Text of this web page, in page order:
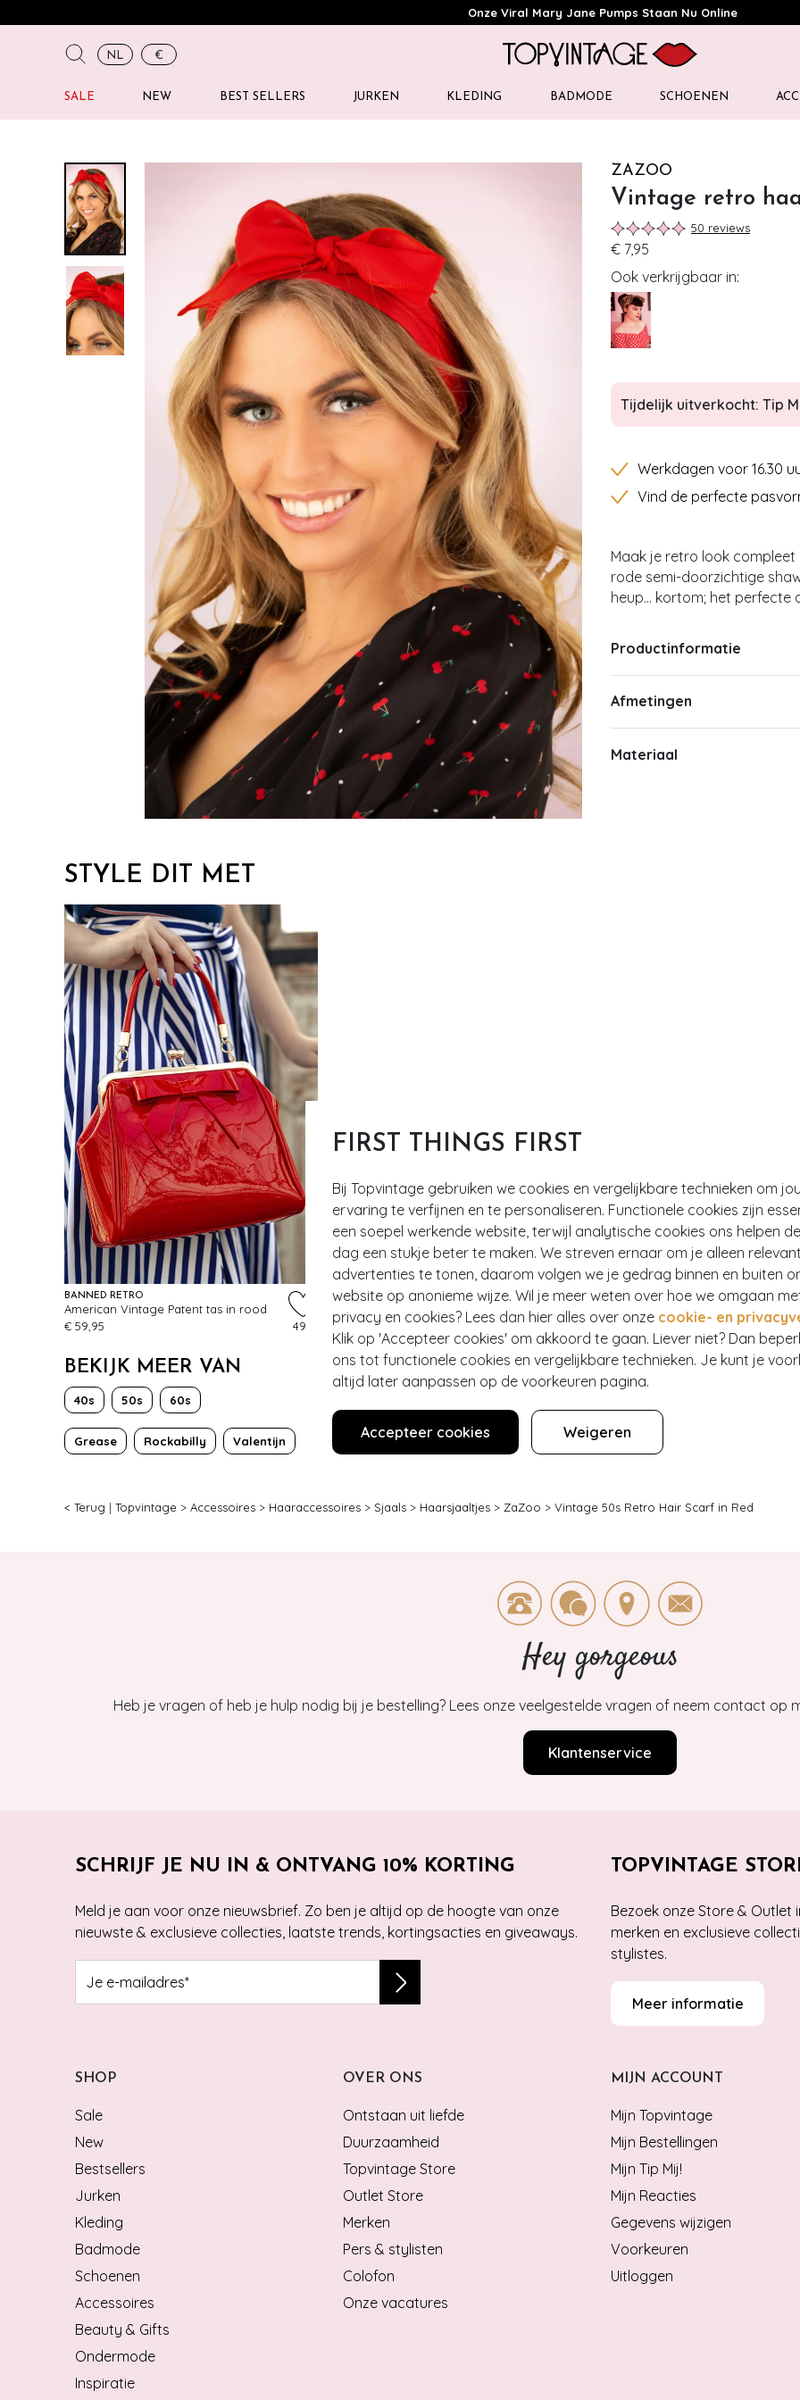
FIRST THINGS FIRST
Bij Topvintage gebruiken we cookies en vergelijkbare technieken om
ervaring te verfijnen en te personaliseren. Functionele cookies zijn
een soepel werkende website, terwijl analytische cookies ons helpen
dag een stukje beter te maken. We streven ernaar om je alleen
advertenties te tonen, daarom volgen we je gedrag binnen en buiten
website op anonieme wijze. Wil je meer weten over hoe we omgaan
privacy en cookies? Lees dan hier alles over onze cookie- en
Klik op 'Accepteer cookies' om akkoord te gaan. Liever niet? Dan
ons tot functionele cookies en vergelijkbare technieken. Je kunt je
altijd later aanpassen op de voorkeuren pagina.
Accepteer cookies Weigeren
Onze Viral Mary Jane Pumps Staan Nu Online
NL €
SALE NEW BEST SELLERS JURKEN KLEDING BADMODE SCHOENEN
ZAZOO
Vintage retro
50 reviews
€ 7,95
Ook verkrijgbaar in:
Tijdelijk uitverkocht: Tip
Werkdagen voor 16.30
Vind de perfecte
Maak je retro look compleet
rode semi-doorzichtige
heup... kortom; het perfecte
Productinformatie
Afmetingen
Materiaal
STYLE DIT MET
BANNED RETRO
American Vintage Patent tas in rood
€ 59,95
497
BEKIJK MEER VAN
40s 50s 60s
Grease Rockabilly Valentijn
< Terug | Topvintage > Accessoires > Haaraccessoires > Sjaals > Haarsjaaltjes > ZaZoo > Vintage 50s Retro Hair Scarf in Red
Hey gorgeous
Heb je vragen of heb je hulp nodig bij je bestelling? Lees onze veelgestelde vragen of neem contact op
Klantenservice
SCHRIJF JE NU IN & ONTVANG 10% KORTING
Meld je aan voor onze nieuwsbrief. Zo ben je altijd op de hoogte van onze
nieuwste & exclusieve collecties, laatste trends, kortingsacties en giveaways.
TOPVINTAGE
Bezoek onze Store & Outlet
merken en exclusieve
stylistes.
Meer informatie
SHOP
Sale
New
Bestsellers
Jurken
Kleding
Badmode
Schoenen
Accessoires
Beauty & Gifts
Ondermode
Inspiratie
OVER ONS
Ontstaan uit liefde
Duurzaamheid
Topvintage Store
Outlet Store
Merken
Pers & stylisten
Colofon
Onze vacatures
MIJN ACCOUNT
Mijn Topvintage
Mijn Bestellingen
Mijn Tip Mij!
Mijn Reacties
Gegevens wijzigen
Voorkeuren
Uitloggen